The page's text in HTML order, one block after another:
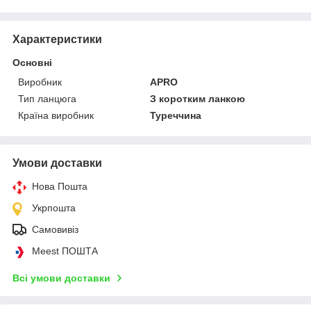
Характеристики
Основні
Виробник
APRO
Тип ланцюга
З коротким ланкою
Країна виробник
Туреччина
Умови доставки
Нова Пошта
Укрпошта
Самовивіз
Meest ПОШТА
Всі умови доставки